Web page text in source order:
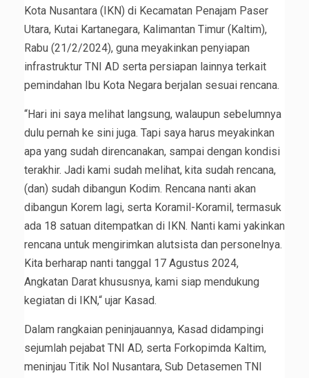
Kota Nusantara (IKN) di Kecamatan Penajam Paser
Utara, Kutai Kartanegara, Kalimantan Timur (Kaltim),
Rabu (21/2/2024), guna meyakinkan penyiapan
infrastruktur TNI AD serta persiapan lainnya terkait
pemindahan Ibu Kota Negara berjalan sesuai rencana.
“Hari ini saya melihat langsung, walaupun sebelumnya
dulu pernah ke sini juga. Tapi saya harus meyakinkan
apa yang sudah direncanakan, sampai dengan kondisi
terakhir. Jadi kami sudah melihat, kita sudah rencana,
(dan) sudah dibangun Kodim. Rencana nanti akan
dibangun Korem lagi, serta Koramil-Koramil, termasuk
ada 18 satuan ditempatkan di IKN. Nanti kami yakinkan
rencana untuk mengirimkan alutsista dan personelnya.
Kita berharap nanti tanggal 17 Agustus 2024,
Angkatan Darat khususnya, kami siap mendukung
kegiatan di IKN,“ ujar Kasad.
Dalam rangkaian peninjauannya, Kasad didampingi
sejumlah pejabat TNI AD, serta Forkopimda Kaltim,
meninjau Titik Nol Nusantara, Sub Detasemen TNI